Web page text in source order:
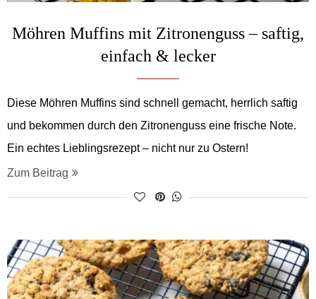
Möhren Muffins mit Zitronenguss – saftig,
einfach & lecker
Diese Möhren Muffins sind schnell gemacht, herrlich saftig
und bekommen durch den Zitronenguss eine frische Note.
Ein echtes Lieblingsrezept – nicht nur zu Ostern!
Zum Beitrag